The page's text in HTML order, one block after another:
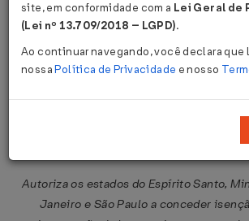
Página Inicial Legislações
Convênio ICMS Nº
Autoriza os estados do Espírito Santo,
Janeiro e São Paulo a conceder
site, em conformidade com a Lei Geral de
(Lei nº 13.709/2018 – LGPD).
Ao continuar navegando, você declara que
nossaPolítica de Privacidade e nosso